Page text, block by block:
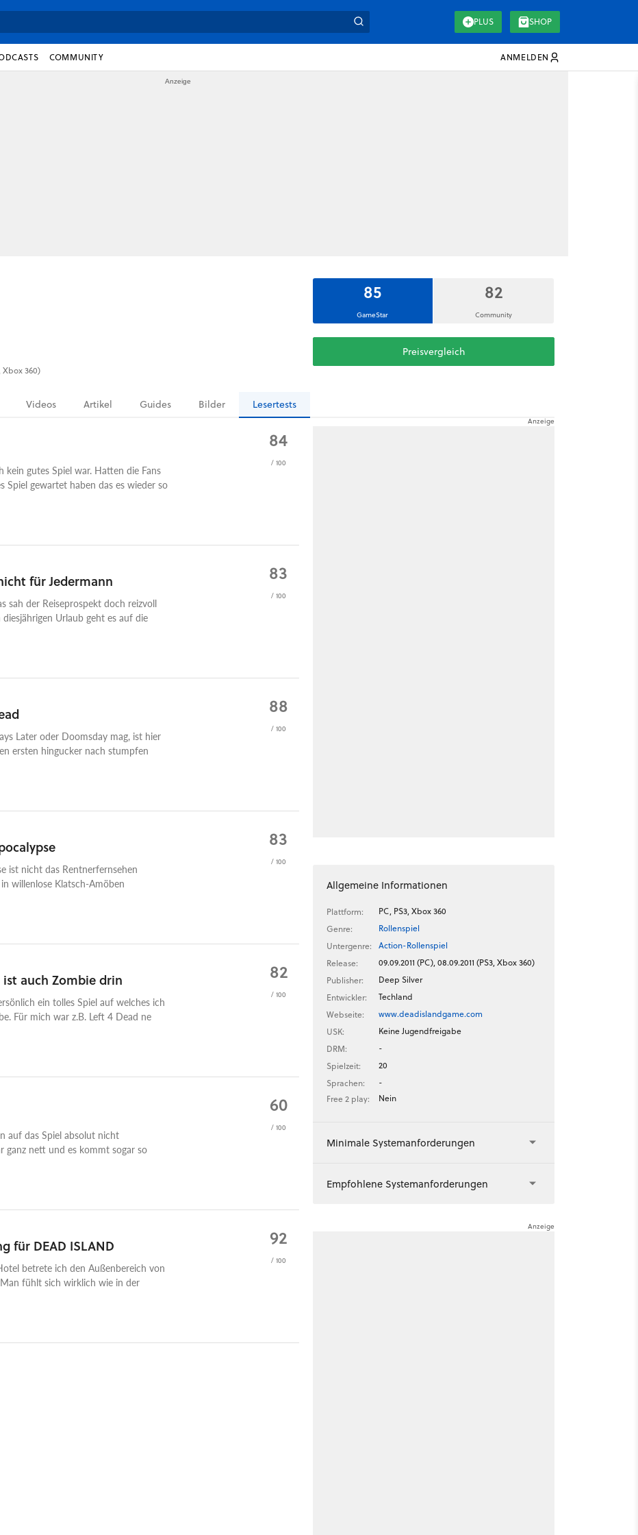
PLUS SHOP
COMMUNITY ANMELDEN
Xbox 360)
85
GameStar
82
Community
Preisvergleich
Videos Artikel Guides Bilder Lesertests
kein gutes Spiel war. Hatten die Fans
Spiel gewartet haben das es wieder so
84
/ 100
für Jedermann
sah der Reiseprospekt doch reizvoll
Urlaub geht es auf die
83
/ 100
Later oder Doomsday mag, ist hier
ersten hingucker nach stumpfen
88
/ 100
ist nicht das Rentnerfernsehen
willenlose Klatsch-Amöben
83
/ 100
auch Zombie drin
ein tolles Spiel auf welches ich
Für mich war z.B. Left 4 Dead ne
82
/ 100
auf das Spiel absolut nicht
ganz nett und es kommt sogar so
60
/ 100
für DEAD ISLAND
betrete ich den Außenbereich von
fühlt sich wirklich wie in der
92
/ 100
Allgemeine Informationen
Plattform:
PC, PS3, Xbox 360
Genre:
Rollenspiel
Untergenre:
Action-Rollenspiel
Release:
09.09.2011 (PC), 08.09.2011 (PS3, Xbox 360)
Publisher:
Deep Silver
Entwickler:
Techland
Webseite:
www.deadislandgame.com
USK:
Keine Jugendfreigabe
DRM:
-
Spielzeit:
20
Sprachen:
-
Free 2 play:
Nein
Minimale Systemanforderungen
Empfohlene Systemanforderungen